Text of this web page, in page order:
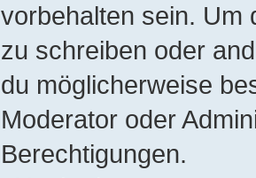
vorbehalten sein. Um
zu schreiben oder
du möglicherweise
Moderator oder
Berechtigungen.